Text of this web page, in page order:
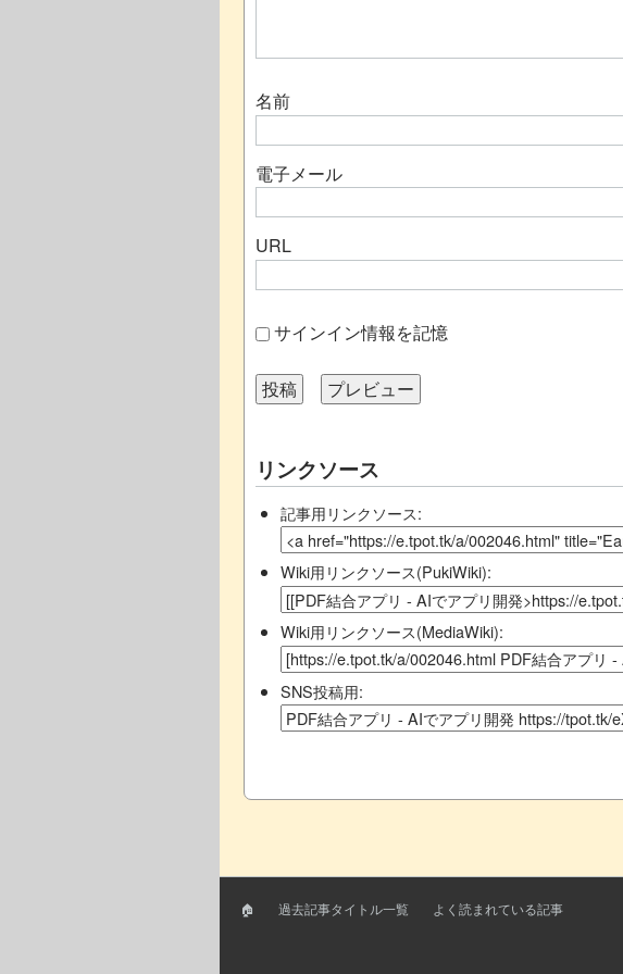
名前
電子メール
URL
サインイン情報を記憶
リンクソース
記事用リンクソース:
Wiki用リンクソース(PukiWiki):
Wiki用リンクソース(MediaWiki):
SNS投稿用:
🏠 過去記事タイトル一覧 よく読まれている記事